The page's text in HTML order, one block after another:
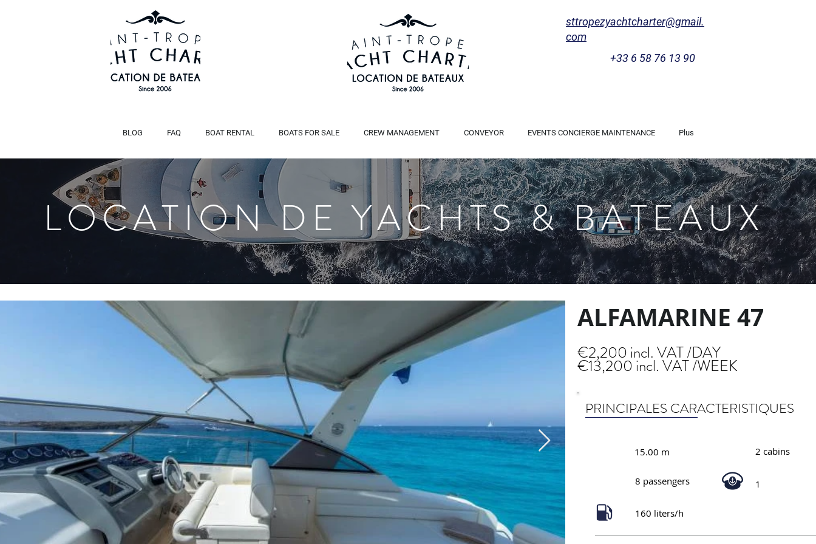
sttropezyachtcharter@gmail.
com
+33 6 58 76 13 90
BLOG FAQ BOAT RENTAL BOATS FOR SALE CREW MANAGEMENT CONVEYOR EVENTS CONCIERGE MAINTENANCE Plus
€2,200 incl. VAT /DAY
€13,200 incl. VAT /WEEK
PRINCIPALES CARACTERISTIQUES
15.00 m 2 cabins
8 passengers 1
160 liters/h
ALFAMARINE 47
LOCATION DE YACHTS & BATEAUX